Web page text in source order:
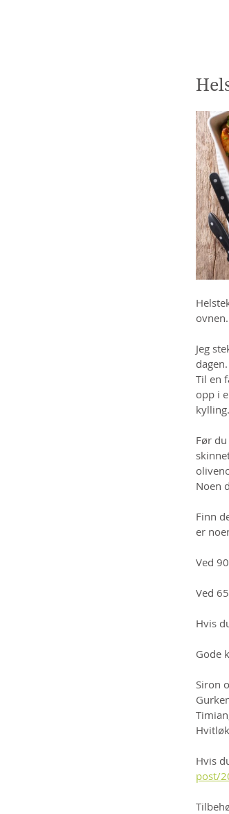
Jeg
Til en
opp i
kylling.
Før
Noen
Finn
er
Ved
Ved
Hvis
Gode
Siron
Hvis
post/